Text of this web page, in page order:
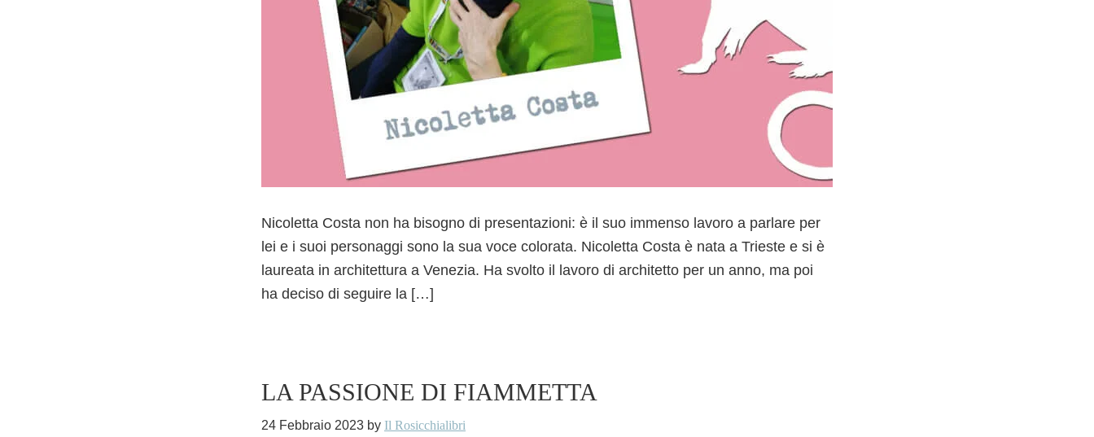
Nicoletta Costa non ha bisogno di presentazioni: è il suo immenso lavoro a parlare per
lei e i suoi personaggi sono la sua voce colorata. Nicoletta Costa è nata a Trieste e si è
laureata in architettura a Venezia. Ha svolto il lavoro di architetto per un anno, ma poi
ha deciso di seguire la […]
LA PASSIONE DI FIAMMETTA
24 Febbraio 2023 by Il Rosicchialibri